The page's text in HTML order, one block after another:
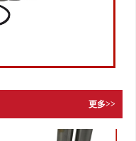
更多>>